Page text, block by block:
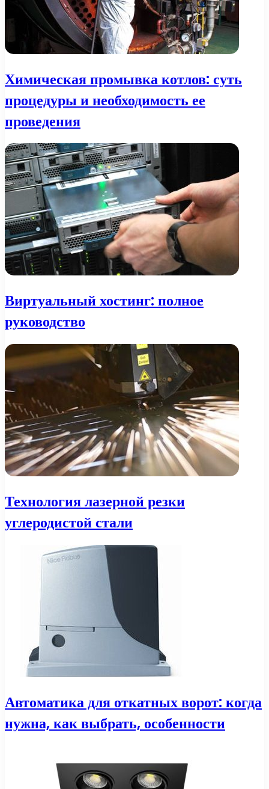
Химическая промывка котлов: суть
процедуры и необходимость ее
проведения
Виртуальный хостинг: полное
руководство
Технология лазерной резки
углеродистой стали
Автоматика для откатных ворот: когда
нужна, как выбрать, особенности